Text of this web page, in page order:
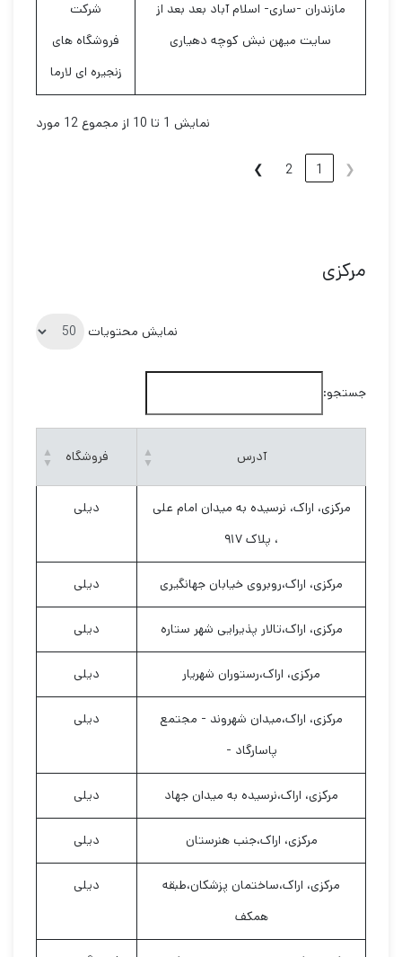
مازندران -ساری- اسلام آباد بعد بعد از
سایت میهن نبش کوچه دهیاری
شرکت
فروشگاه های
زنجیره ای لارما
نمایش 1 تا 10 از مجموع 12 مورد
❮
1
2
❯
مرکزی
نمایش محتویات
جستجو:
آدرس فروشگاه
مرکزی، اراک، نرسیده به میدان امام علی
، پلاک ۹۱۷
دیلی
مرکزی، اراک،روبروی خیابان جهانگیری دیلی
مرکزی، اراک،تالار پذیرایی شهر ستاره دیلی
مرکزی، اراک،رستوران شهریار دیلی
مرکزی، اراک،میدان شهروند - مجتمع
پاسارگاد -
دیلی
مرکزی، اراک،نرسیده به میدان جهاد دیلی
مرکزی، اراک،جنب هنرستان دیلی
مرکزی، اراک،ساختمان پزشکان،طبقه
همکف
دیلی